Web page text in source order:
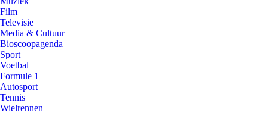
Film
Televisie
Media & Cultuur
Bioscoopagenda
Sport
Voetbal
Formule 1
Autosport
Tennis
Wielrennen